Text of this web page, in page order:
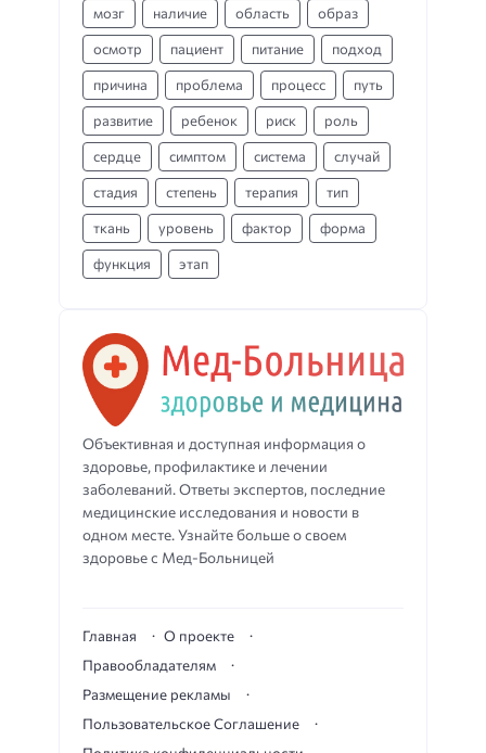
Объективная и доступная информация о
здоровье, профилактике и лечении
заболеваний. Ответы экспертов, последние
медицинские исследования и новости в
одном месте. Узнайте больше о своем
здоровье с Мед-Больницей
Главная
О проекте
Правообладателям
Размещение рекламы
Пользовательское Соглашение
мозг наличие область образ
осмотр пациент питание подход
причина проблема процесс путь
развитие ребенок риск роль
сердце симптом система случай
стадия степень терапия тип
ткань уровень фактор форма
функция этап